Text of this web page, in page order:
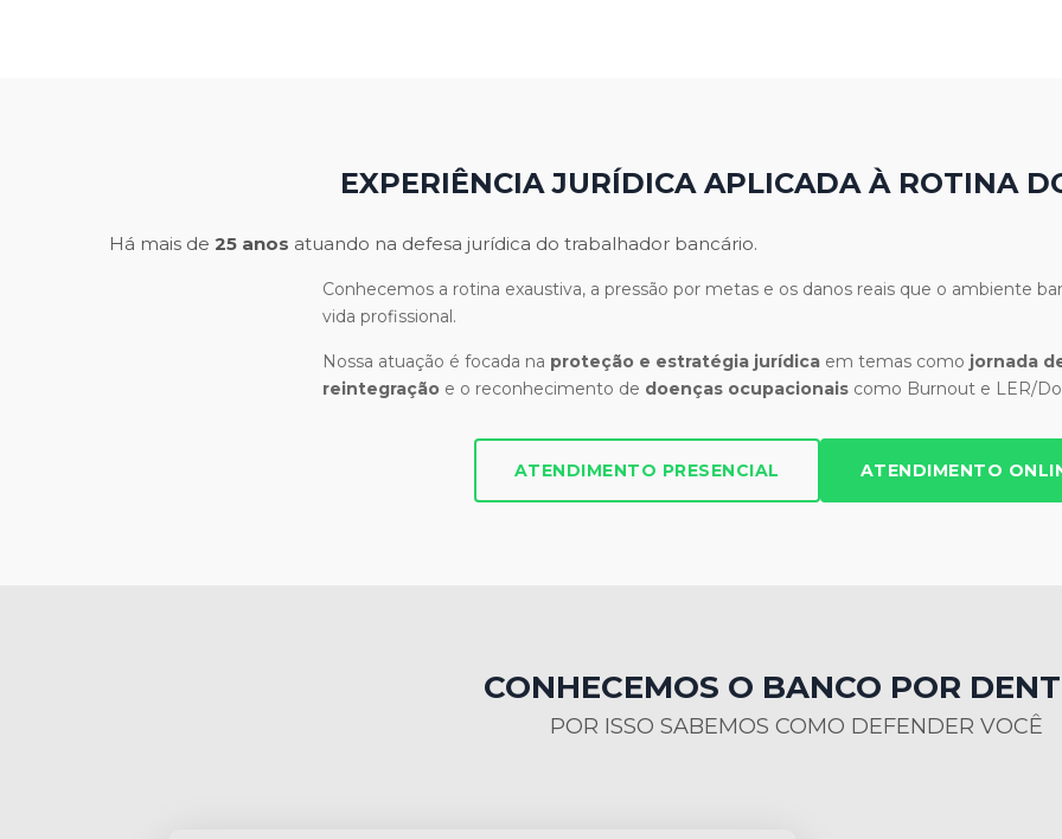
EXPERIÊNCIA JURÍDICA APLICADA À ROTINA
Há mais de 25 anos atuando na defesa jurídica do trabalhador bancário.
Conhecemos a rotina exaustiva, a pressão por metas e os danos reais que o ambiente
vida profissional.
Nossa atuação é focada na proteção e estratégia jurídica em temas como jornada
reintegração e o reconhecimento de doenças ocupacionais como Burnout e LER/
ATENDIMENTO PRESENCIAL ATENDIMENTO
CONHECEMOS O BANCO POR
POR ISSO SABEMOS COMO DEFENDER VOCÊ